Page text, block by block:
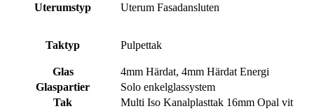
Uterumstyp Uterum Fasadansluten
Taktyp Pulpettak
Glas
4mm Härdat, 4mm Härdat Energi
Glaspartier
Solo enkelglassystem
Tak
Multi Iso Kanalplasttak 16mm Opal vit